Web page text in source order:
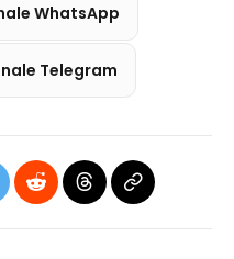
WhatsApp
Telegram
Reddit ThreadsCopia